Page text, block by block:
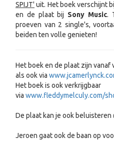
SPIJT' uit. Het boek verschijnt
en de plaat bij Sony Music.
proeven van 2 single's,
beiden ten volle genieten!
Het boek en de plaat zijn vanaf
als ook via
Het boek is ook verkrijgbaar
via www.fleddymelculy.com/
De plaat kan je ook beluisteren
Jeroen gaat ook de baan op